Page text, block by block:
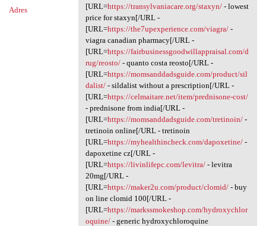
Adres
[URL=https://transylvaniacare.org/staxyn/- lowest
price for staxyn[/URL -
[URL=https://the7upexperience.com/viagra/-
viagra canadian pharmacy[/URL -
[URL=https://fairbusinessgoodwillappraisal.com/d
rug/reosto/- quanto costa reosto[/URL -
[URL=https://momsanddadsguide.com/product/sil
dalist/- sildalist without a prescription[/URL -
[URL=https://celmaitare.net/item/prednisone-cost/
- prednisone from india[/URL -
[URL=https://momsanddadsguide.com/tretinoin/-
tretinoin online[/URL - tretinoin
[URL=https://myhealthincheck.com/dapoxetine/-
dapoxetine cz[/URL -
[URL=https://livinlifepc.com/levitra/- levitra
20mg[/URL -
[URL=https://maker2u.com/product/clomid/- buy
on line clomid 100[/URL -
[URL=https://markssmokeshop.com/hydroxychlor
oquine/- generic hydroxychloroquine